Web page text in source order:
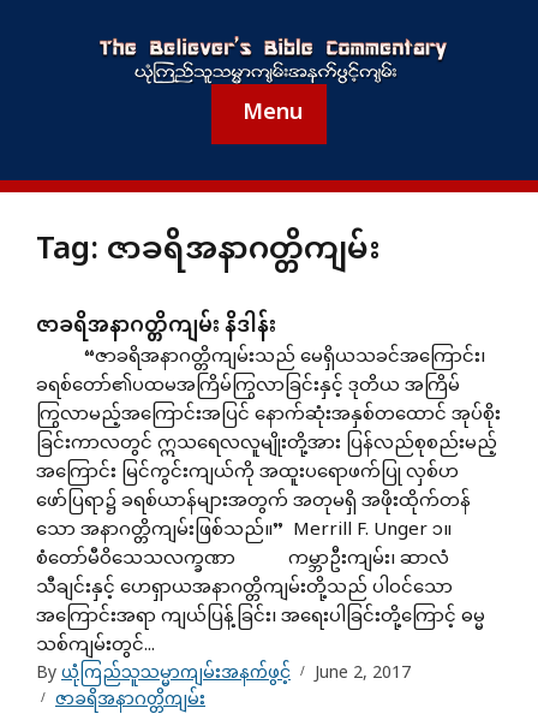
Menu
Tag:ဇာခရိအနာဂတ္တိကျမ်း
ဇာခရိအနာဂတ္တိကျမ်း နိဒါန်း
“ဇာခရိအနာဂတ္တိကျမ်းသည် မေရှိယသခင်အကြောင်း၊
ခရစ်တော်၏ပထမအကြိမ်ကြွလာခြင်းနှင့် ဒုတိယ အကြိမ်
ကြွလာမည့်အကြောင်းအပြင် နောက်ဆုံးအနှစ်တထောင် အုပ်စိုး
ခြင်းကာလတွင် ဣသရေလလူမျိုးတို့အား ပြန်လည်စုစည်းမည့်
အကြောင်း မြင်ကွင်းကျယ်ကို အထူးပရောဖက်ပြု လှစ်ဟ
ဖော်ပြရာ၌ ခရစ်ယာန်များအတွက် အတုမရှိ အဖိုးထိုက်တန်
သော အနာဂတ္တိကျမ်းဖြစ်သည်။” Merrill F. Unger ၁။
စံတော်မီဝိသေသလက္ခဏာ ကမ္ဘာဦးကျမ်း၊ ဆာလံ
သီချင်းနှင့် ဟေရှာယအနာဂတ္တိကျမ်းတို့သည် ပါဝင်သော
အကြောင်းအရာ ကျယ်ပြန့်ခြင်း၊ အရေးပါခြင်းတို့ကြောင့် ဓမ္မ
သစ်ကျမ်းတွင်...
Byယုံကြည်သူသမ္မာကျမ်းအနက်ဖွင့် June 2, 2017
ဇာခရိအနာဂတ္တိကျမ်း